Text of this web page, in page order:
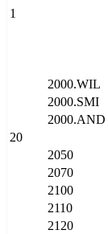
1
2000.WIL
2000.SMI
2000.AND
20
2050
2070
2100
2110
2120